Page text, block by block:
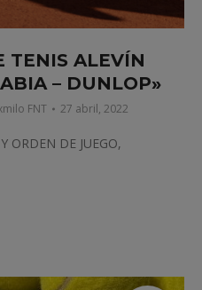
TENIS ALEVÍN
– DUNLOP»
FNT 27 abril, 2022
ORDEN DE JUEGO,